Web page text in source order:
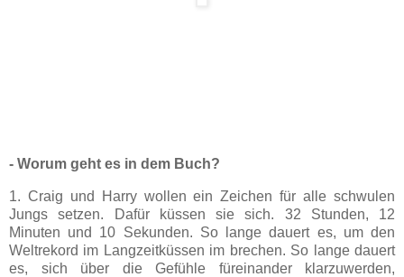
- Worum geht es in dem Buch?
1. Craig und Harry wollen ein Zeichen für alle schwulen
Jungs setzen. Dafür küssen sie sich. 32 Stunden, 12
Minuten und 10 Sekunden. So lange dauert es, um den
Weltrekord im Langzeitküssen im brechen. So lange dauert
es, sich über die Gefühle füreinander klarzuwerden,